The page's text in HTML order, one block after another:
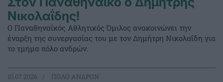
Νικολαΐδης!
Ο Παναθηναϊκός Αθλητικός Όμιλος ανακοινώνει την
έναρξη της συνεργασίας του με τον Δημήτρη Νικολαΐδη για
το τμήμα πόλο ανδρών.
10.07.2026 ΠΟΛΟ ΑΝΔΡΩΝ